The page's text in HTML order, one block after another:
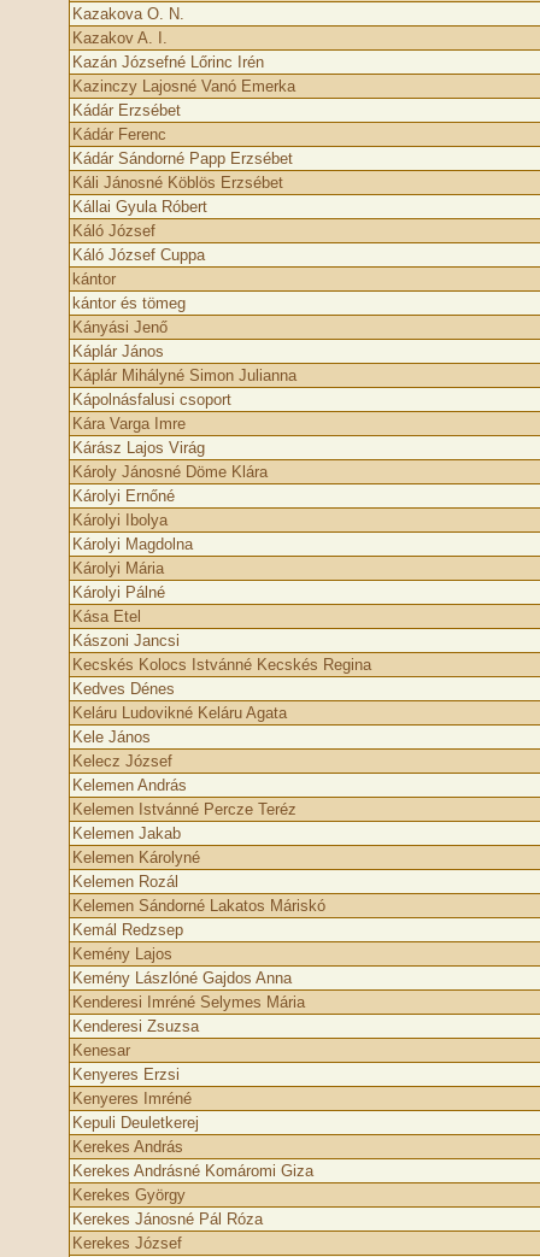
Kazakova O. N.
Kazakov A. I.
Kazán Józsefné Lőrinc Irén
Kazinczy Lajosné Vanó Emerka
Kádár Erzsébet
Kádár Ferenc
Kádár Sándorné Papp Erzsébet
Káli Jánosné Köblös Erzsébet
Kállai Gyula Róbert
Káló József
Káló József Cuppa
kántor
kántor és tömeg
Kányási Jenő
Káplár János
Káplár Mihályné Simon Julianna
Kápolnásfalusi csoport
Kára Varga Imre
Kárász Lajos Virág
Károly Jánosné Döme Klára
Károlyi Ernőné
Károlyi Ibolya
Károlyi Magdolna
Károlyi Mária
Károlyi Pálné
Kása Etel
Kászoni Jancsi
Kecskés Kolocs Istvánné Kecskés Regina
Kedves Dénes
Keláru Ludovikné Keláru Agata
Kele János
Kelecz József
Kelemen András
Kelemen Istvánné Percze Teréz
Kelemen Jakab
Kelemen Károlyné
Kelemen Rozál
Kelemen Sándorné Lakatos Máriskó
Kemál Redzsep
Kemény Lajos
Kemény Lászlóné Gajdos Anna
Kenderesi Imréné Selymes Mária
Kenderesi Zsuzsa
Kenesar
Kenyeres Erzsi
Kenyeres Imréné
Kepuli Deuletkerej
Kerekes András
Kerekes Andrásné Komáromi Giza
Kerekes György
Kerekes Jánosné Pál Róza
Kerekes József